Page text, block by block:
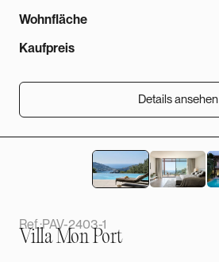
Wohnfläche
Kaufpreis
Details ansehen
Details ansehen
Villa Mon Port
Ref.:PAV-2403-1